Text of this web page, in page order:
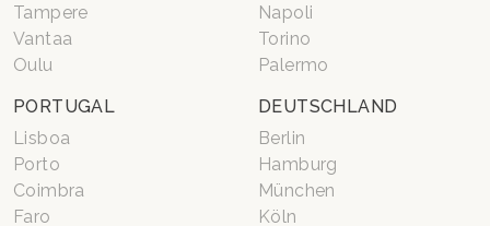
Tampere
Vantaa
Oulu
Napoli
Torino
Palermo
PORTUGAL
Lisboa
Porto
Coimbra
Faro
DEUTSCHLAND
Berlin
Hamburg
München
Köln